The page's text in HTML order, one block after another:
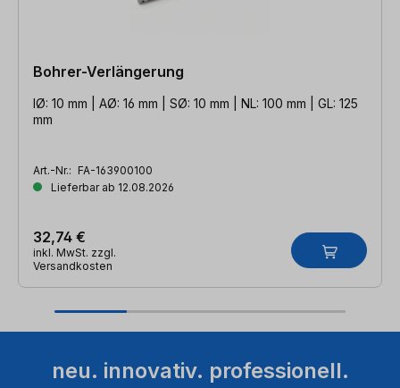
Bohrer-Verlängerung
IØ: 10 mm | AØ: 16 mm | SØ: 10 mm | NL: 100 mm | GL: 125
mm
Art.-Nr.: FA-163900100
Lieferbar ab 12.08.2026
32,74 €
inkl. MwSt. zzgl.
Versandkosten
neu. innovativ. professionell.